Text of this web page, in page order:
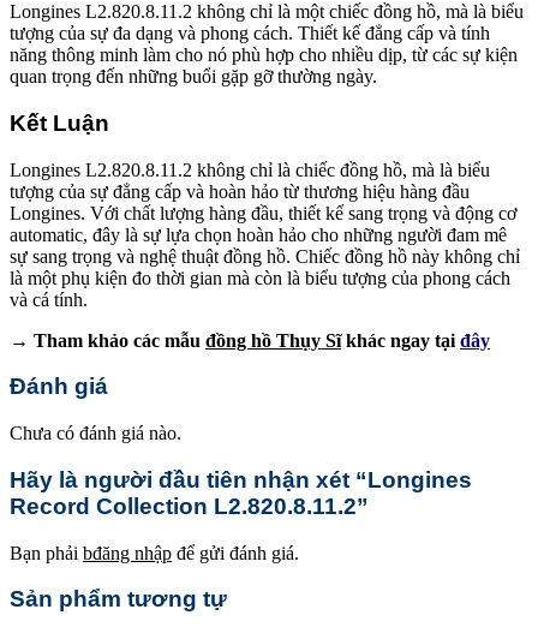
Longines L2.820.8.11.2 không chỉ là một chiếc đồng hồ, mà là biểu
tượng của sự đa dạng và phong cách. Thiết kế đẳng cấp và tính
năng thông minh làm cho nó phù hợp cho nhiều dịp, từ các sự kiện
quan trọng đến những buổi gặp gỡ thường ngày.
Kết Luận
Longines L2.820.8.11.2 không chỉ là chiếc đồng hồ, mà là biểu
tượng của sự đẳng cấp và hoàn hảo từ thương hiệu hàng đầu
Longines. Với chất lượng hàng đầu, thiết kế sang trọng và động cơ
automatic, đây là sự lựa chọn hoàn hảo cho những người đam mê
sự sang trọng và nghệ thuật đồng hồ. Chiếc đồng hồ này không chỉ
là một phụ kiện đo thời gian mà còn là biểu tượng của phong cách
và cá tính.
→ Tham khảo các mẫu đồng hồ Thụy Sĩkhác ngay tại đây
Đánh giá
Chưa có đánh giá nào.
Hãy là người đầu tiên nhận xét “Longines
Record Collection L2.820.8.11.2”
Bạn phải bđăng nhập để gửi đánh giá.
Sản phẩm tương tự